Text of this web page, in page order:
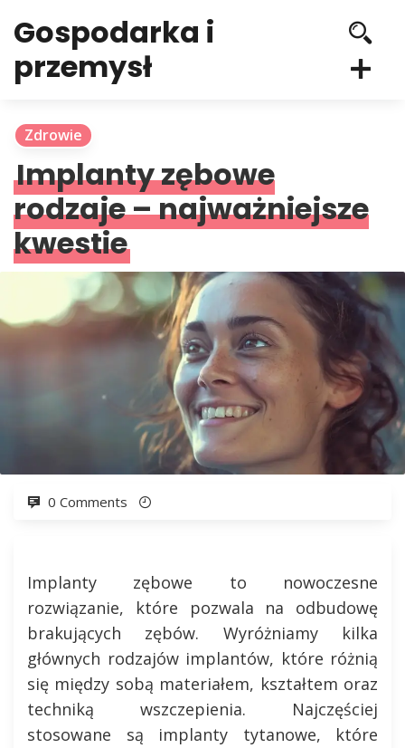
Gospodarka i
przemysł
Zdrowie
Implanty zębowe
rodzaje – najważniejsze
kwestie
0 Comments
Implanty zębowe to nowoczesne
rozwiązanie, które pozwala na odbudowę
brakujących zębów. Wyróżniamy kilka
głównych rodzajów implantów, które różnią
się między sobą materiałem, kształtem oraz
techniką wszczepienia. Najczęściej
stosowane są implanty tytanowe, które